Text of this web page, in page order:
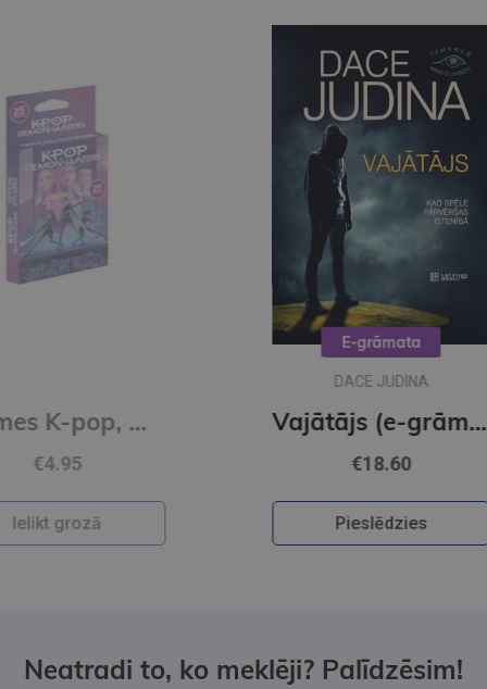
E-grāmata
Vajātājs (e-grāmata)
Neatradi to, ko meklēji? Palīdzēsim!